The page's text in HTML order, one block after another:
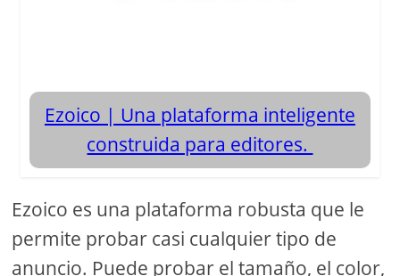
Ezoico | Una plataforma inteligente
construida para editores.
Ezoico es una plataforma robusta que le
permite probar casi cualquier tipo de
anuncio. Puede probar el tamaño, el color,